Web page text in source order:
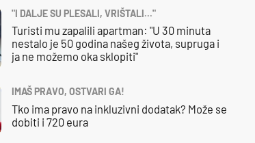
"I DALJE SU PLESALI, VRIŠTALI..."
Turisti mu zapalili apartman: "U 30 minuta
nestalo je 50 godina našeg života, supruga i
ja ne možemo oka sklopiti"
IMAŠ PRAVO, OSTVARI GA!
Tko ima pravo na inkluzivni dodatak? Može se
dobiti i 720 eura